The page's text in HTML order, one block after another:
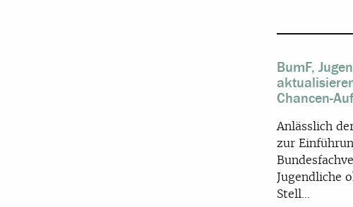
BumF,
Chancen-
Anlässlich
zur
Jugendliche
Stell...